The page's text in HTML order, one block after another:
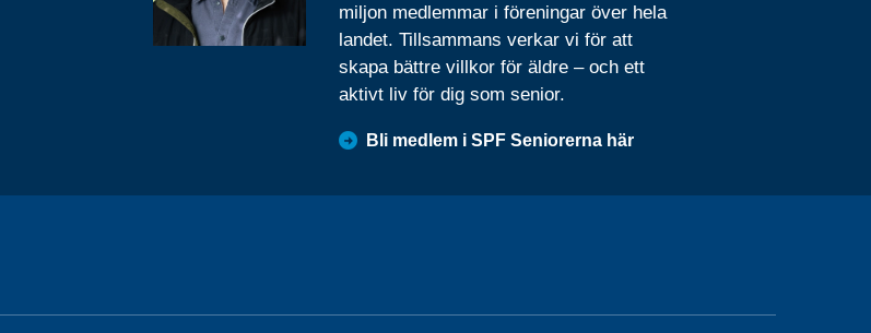
miljon medlemmar i föreningar över hela
landet. Tillsammans verkar vi för att
skapa bättre villkor för äldre – och ett
aktivt liv för dig som senior.
Bli medlem i SPF Seniorerna här